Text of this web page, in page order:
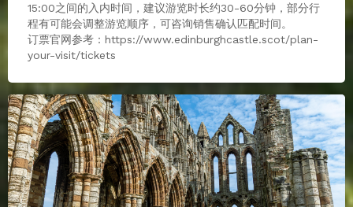
15:00之间的入内时间，建议游览时长约30-60分钟，部分行
程有可能会调整游览顺序，可咨询销售确认匹配时间。
订票官网参考：https://www.edinburghcastle.scot/plan-
your-visit/tickets